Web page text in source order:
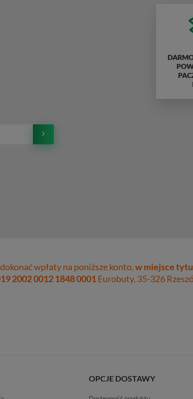
wpłaty na poniższe konto,w miejsce
2002 0012 1848 0001Eurobuty, 35-326
OPCJE DOSTAWY